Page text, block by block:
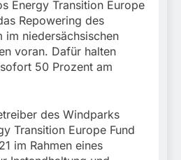
Fundtier
erschleicht rund 45.000
Sozialleistungen
der
Schwarzarbeit führen zu
Betrugs
August 2026
Energy Transition Europe
Repowering des
im niedersächsischen
voran. Dafür halten
50 Prozent am
des Windparks
Transition Europe Fund
im Rahmen eines